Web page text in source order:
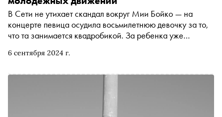
6 сентября 2024 г.
В Сети не утихает скандал вокруг Мии Бойко — на
концерте певица осудила восьмилетнюю девочку за то,
что та занимается квадробикой. За ребенка уже
журналистка Ксения Собчак и глава Лиги безопасного
какие еще молодежные движения популярны у детей и